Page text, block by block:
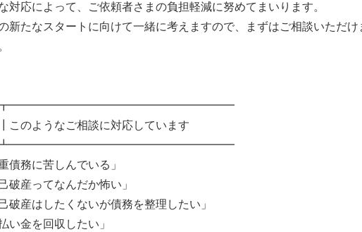
対応によって、ご依頼者さまの負担軽減に努めてまいります。
新たなスタートに向けて一緒に考えますので、まずはご相談いただけ
のようなご相談に対応しています
債務に苦しんでいる」
破産ってなんだか怖い」
己破産はしたくないが債務を整理したい」
い金を回収したい」